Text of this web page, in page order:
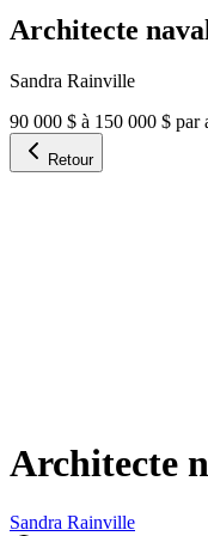
Architecte
Sandra Rainville
90 000 $ à 150 000 $ par
Retour
Architecte
Sandra Rainville